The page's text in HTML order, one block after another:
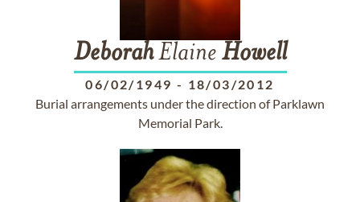
DeborahElaine Howell
06/02/1949 - 18/03/2012
Burial arrangements under the direction of Parklawn
Memorial Park.